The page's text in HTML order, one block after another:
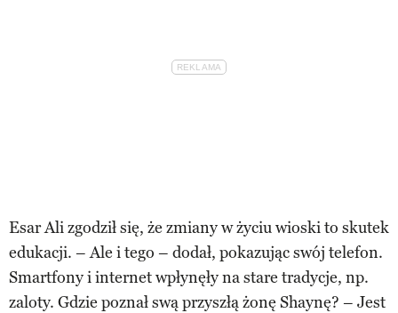
Esar Ali zgodził się, że zmiany w życiu wioski to skutek
edukacji. – Ale i tego – dodał, pokazując swój telefon.
Smartfony i internet wpłynęły na stare tradycje, np.
zaloty. Gdzie poznał swą przyszłą żonę Shaynę? – Jest